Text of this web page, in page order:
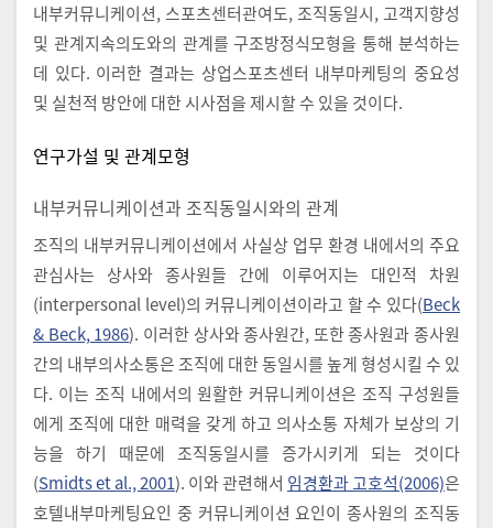
내부커뮤니케이션, 스포츠센터관여도, 조직동일시, 고객지향성
및 관계지속의도와의 관계를 구조방정식모형을 통해 분석하는
데 있다. 이러한 결과는 상업스포츠센터 내부마케팅의 중요성
및 실천적 방안에 대한 시사점을 제시할 수 있을 것이다.
연구가설 및 관계모형
내부커뮤니케이션과 조직동일시와의 관계
조직의 내부커뮤니케이션에서 사실상 업무 환경 내에서의 주요
관심사는 상사와 종사원들 간에 이루어지는 대인적 차원
(interpersonal level)의 커뮤니케이션이라고 할 수 있다(Beck
& Beck, 1986). 이러한 상사와 종사원간, 또한 종사원과 종사원
간의 내부의사소통은 조직에 대한 동일시를 높게 형성시킬 수 있
다. 이는 조직 내에서의 원활한 커뮤니케이션은 조직 구성원들
에게 조직에 대한 매력을 갖게 하고 의사소통 자체가 보상의 기
능을 하기 때문에 조직동일시를 증가시키게 되는 것이다
(Smidts et al., 2001). 이와 관련해서 임경환과 고호석(2006)은
호텔내부마케팅요인 중 커뮤니케이션 요인이 종사원의 조직동